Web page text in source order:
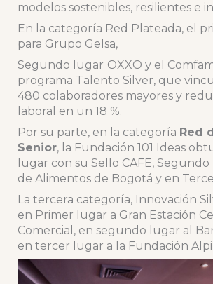
modelos sostenibles, resilientes e
En la categoría Red Plateada, el
para Grupo Gelsa,
Segundo lugar OXXO y el
programa Talento Silver, que
480 colaboradores mayores y
laboral en un 18 %.
Por su parte, en la categoría Red
Senior, la Fundación 101 Ideas
lugar con su Sello CAFE,
de Alimentos de Bogotá y en
La tercera categoría, Innovación
en Primer lugar a Gran Estación
Comercial, en segundo lugar al
en tercer lugar a la Fundación